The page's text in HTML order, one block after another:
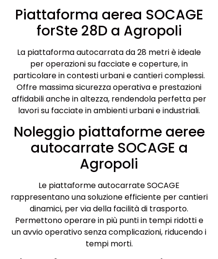
Piattaforma aerea SOCAGE
forSte 28D a Agropoli
La piattaforma autocarrata da 28 metri è ideale
per operazioni su facciate e coperture, in
particolare in contesti urbani e cantieri complessi.
Offre massima sicurezza operativa e prestazioni
affidabili anche in altezza, rendendola perfetta per
lavori su facciate in ambienti urbani e industriali.
Noleggio piattaforme aeree
autocarrate SOCAGE a
Agropoli
Le piattaforme autocarrate SOCAGE
rappresentano una soluzione efficiente per cantieri
dinamici, per via della facilità di trasporto.
Permettono operare in più punti in tempi ridotti e
un avvio operativo senza complicazioni, riducendo i
tempi morti.